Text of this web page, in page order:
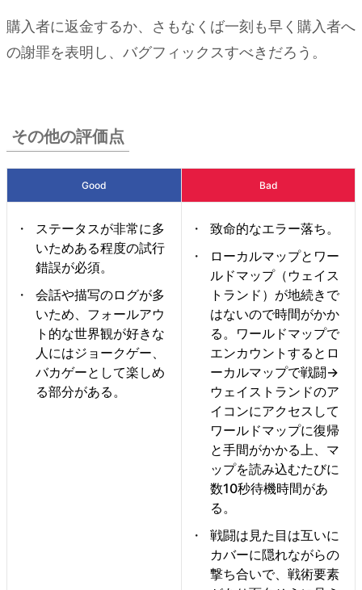
購入者に返金するか、さもなくば一刻も早く購入者へ
の謝罪を表明し、バグフィックスすべきだろう。
その他の評価点
Good Bad
ステータスが非常に多
いためある程度の試行
錯誤が必須。
会話や描写のログが多
いため、フォールアウ
ト的な世界観が好きな
人にはジョークゲー、
バカゲーとして楽しめ
る部分がある。
致命的なエラー落ち。
ローカルマップとワー
ルドマップ（ウェイス
トランド）が地続きで
はないので時間がかか
る。ワールドマップで
エンカウントするとロ
ーカルマップで戦闘→
ウェイストランドのア
イコンにアクセスして
ワールドマップに復帰
と手間がかかる上、マ
ップを読み込むたびに
数10秒待機時間があ
る。
戦闘は見た目は互いに
カバーに隠れながらの
撃ち合いで、戦術要素